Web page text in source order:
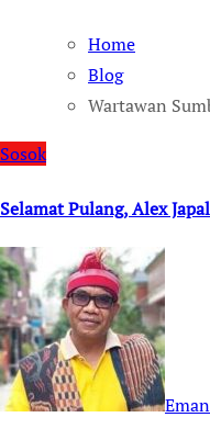
Home
Blog
Wartawan
Sosok
Selamat Pulang, Alex